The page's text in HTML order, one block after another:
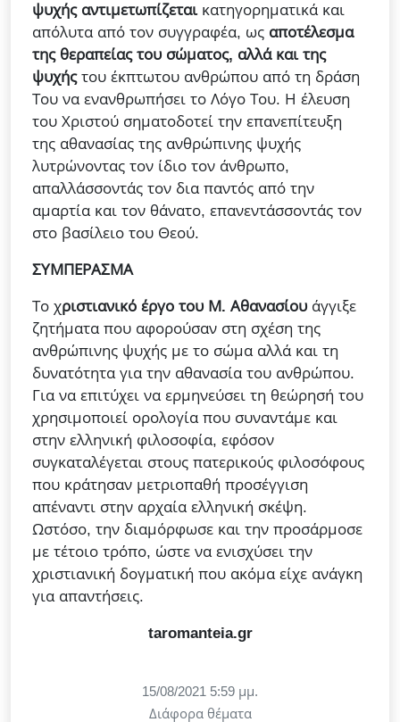
ψυχής αντιμετωπίζεται κατηγορηματικά και
απόλυτα από τον συγγραφέα, ως αποτέλεσμα
της θεραπείας του σώματος, αλλά και της
ψυχήςτου έκπτωτου ανθρώπου από τη δράση
Του να ενανθρωπήσει το Λόγο Του. Η έλευση
του Χριστού σηματοδοτεί την επανεπίτευξη
της αθανασίας της ανθρώπινης ψυχής
λυτρώνοντας τον ίδιο τον άνθρωπο,
απαλλάσσοντάς τον δια παντός από την
αμαρτία και τον θάνατο, επανεντάσσοντάς τον
στο βασίλειο του Θεού.
ΣΥΜΠΕΡΑΣΜΑ
Το χριστιανικό έργο του Μ. Αθανασίου άγγιξε
ζητήματα που αφορούσαν στη σχέση της
ανθρώπινης ψυχής με το σώμα αλλά και τη
δυνατότητα για την αθανασία του ανθρώπου.
Για να επιτύχει να ερμηνεύσει τη θεώρησή του
χρησιμοποιεί ορολογία που συναντάμε και
στην ελληνική φιλοσοφία, εφόσον
συγκαταλέγεται στους πατερικούς φιλοσόφους
που κράτησαν μετριοπαθή προσέγγιση
απέναντι στην αρχαία ελληνική σκέψη.
Ωστόσο, την διαμόρφωσε και την προσάρμοσε
με τέτοιο τρόπο, ώστε να ενισχύσει την
χριστιανική δογματική που ακόμα είχε ανάγκη
για απαντήσεις.
taromanteia.gr
15/08/2021 5:59 μμ.
Διάφορα θέματα